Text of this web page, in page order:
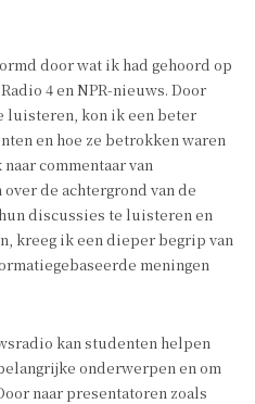
door wat ik had gehoord op
4 en NPR-nieuws. Door
kon ik een beter
en hoe ze betrokken waren
commentaar van
de achtergrond van de
discussies te luisteren en
kreeg ik een dieper begrip van
meningen
kan studenten helpen
onderwerpen en om
naar presentatoren zoals